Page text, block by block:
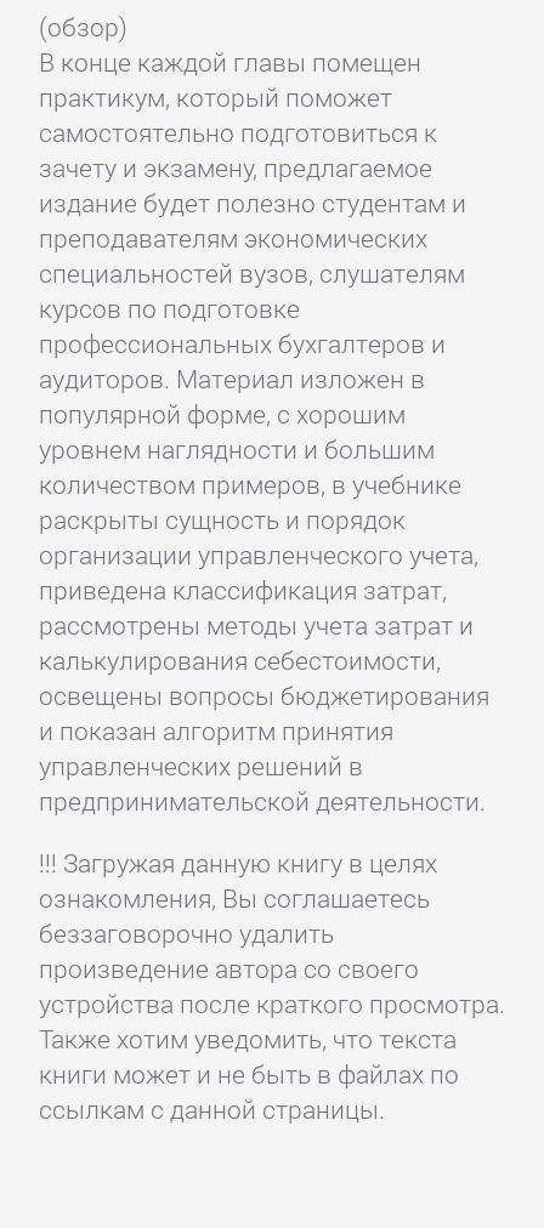
(обзор)
В конце каждой главы помещен
практикум, который поможет
самостоятельно подготовиться к
зачету и экзамену, предлагаемое
издание будет полезно студентам и
преподавателям экономических
специальностей вузов, слушателям
курсов по подготовке
профессиональных бухгалтеров и
аудиторов. Материал изложен в
популярной форме, с хорошим
уровнем наглядности и большим
количеством примеров, в учебнике
раскрыты сущность и порядок
организации управленческого учета,
приведена классификация затрат,
рассмотрены методы учета затрат и
калькулирования себестоимости,
освещены вопросы бюджетирования
и показан алгоритм принятия
управленческих решений в
предпринимательской деятельности.
!!! Загружая данную книгу в целях
ознакомления, Вы соглашаетесь
беззаговорочно удалить
произведение автора со своего
устройства после краткого просмотра.
Также хотим уведомить, что текста
книги может и не быть в файлах по
ссылкам с данной страницы.